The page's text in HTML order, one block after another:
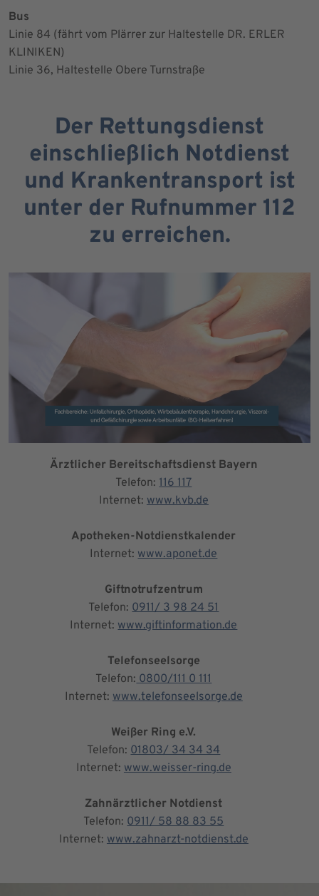
Bus
Linie 84 (fährt vom Plärrer zur Haltestelle DR. ERLER
KLINIKEN)
Linie 36, Haltestelle Obere Turnstraße
Der Rettungsdienst
einschließlich Notdienst
und Krankentransport ist
unter der Rufnummer 112
zu erreichen.
Ärztlicher Bereitschaftsdienst Bayern
Telefon:116 117
Internet: www.kvb.de
Apotheken-Notdienstkalender
Internet: www.aponet.de
Giftnotrufzentrum
Telefon: 0911/ 3 98 24 51
Internet: www.giftinformation.de
Telefonseelsorge
Telefon: 0800/111 0 111
Internet: www.telefonseelsorge.de
Weißer Ring e.V.
Telefon: 01803/ 34 34 34
Internet: www.weisser-ring.de
Zahnärztlicher Notdienst
Telefon: 0911/ 58 88 83 55
Internet: www.zahnarzt-notdienst.de